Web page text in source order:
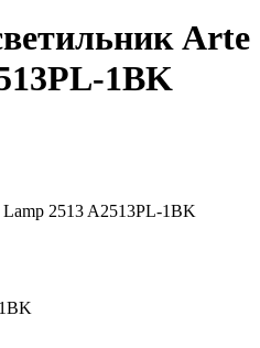
Arte
1BK
2513 A2513PL-1BK